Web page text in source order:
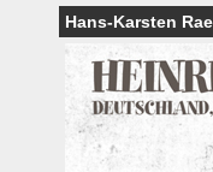
Hans-Karsten